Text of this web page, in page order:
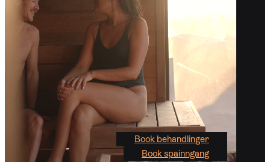
Book behandlinger
Book spainngang